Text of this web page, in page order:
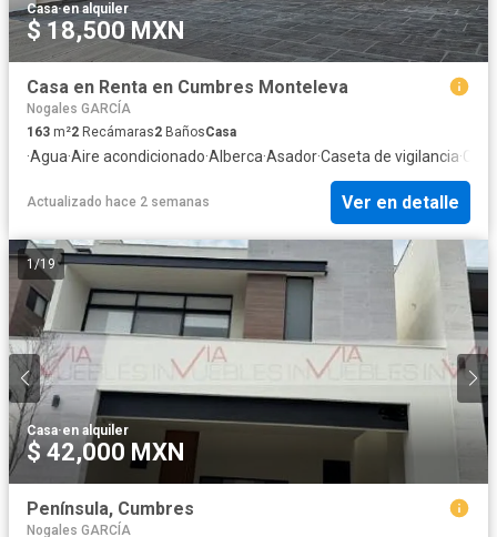
Casa·en alquiler
$ 18,500 MXN
Casa en Renta en Cumbres Monteleva
Nogales GARCÍA
163 m²2 Recámaras2 BañosCasa
·Agua·Aire acondicionado·Alberca·Asador·Caseta de vigilancia·
Actualizado hace 2 semanas Ver en detalle
1/19
Casa·en alquiler
$ 42,000 MXN
Península, Cumbres
Nogales GARCÍA